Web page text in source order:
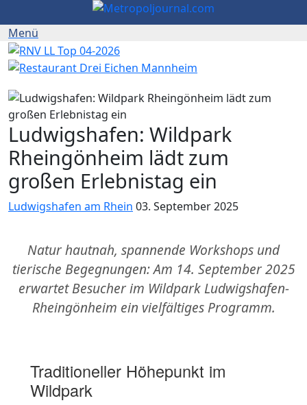
Ludwigshafen: Wildpark
Rheingönheim lädt zum
großen Erlebnistag ein
Ludwigshafen am Rhein 03. September 2025
Natur hautnah, spannende Workshops und
tierische Begegnungen: Am 14. September 2025
erwartet Besucher im Wildpark Ludwigshafen-
Rheingönheim ein vielfältiges Programm.
Traditioneller Höhepunkt im
Wildpark